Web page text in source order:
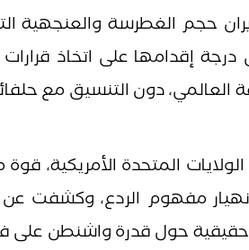
40 يومًا على إيران حجم الغطرسة
درجة إقدامها على اتخاذ
دون التنسيق مع
المتحدة الأمريكية،
مفهوم الردع، وكشفت
حول قدرة واشنطن على